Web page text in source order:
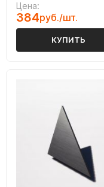
Цена:
384руб./шт.
КУПИТЬ